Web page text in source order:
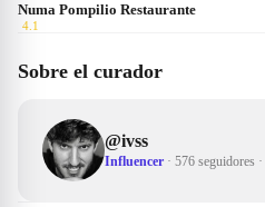
Numa Pompilio Restaurante
4.1
Sobre el curador
@ivss
Influencer · 576 seguidores ·